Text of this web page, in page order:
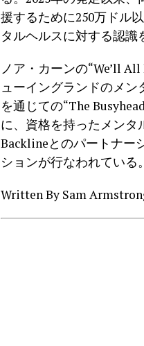
援するために250万ドル
タルヘルスに対する認識
ノア・カーンの“We’ll
ューイングランドのメ
を通じての“The
に、資格を持ったメン
Backlineとのパートナー
ションが行なわれている。
Written By Sam